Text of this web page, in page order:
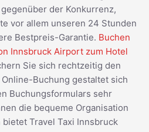
der Konkurrenz,
vor allem unseren 24 Stunden
Bestpreis-Garantie. Buchen
Innsbruck Airport zum Hotel
Sie sich rechtzeitig den
Buchung gestaltet sich
Buchungsformulars sehr
die bequeme Organisation
Travel Taxi Innsbruck